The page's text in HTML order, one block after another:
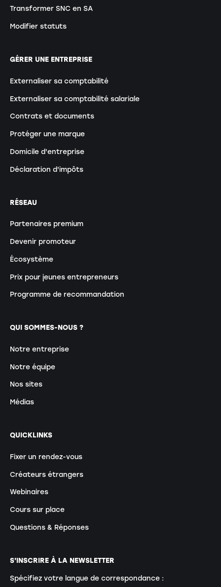
Transformer SNC en SA
Modifier statuts
GÉRER UNE ENTREPRISE
Externaliser sa comptabilité
Externaliser sa comptabilité salariale
Contrats et documents
Protéger une marque
Domicile d'entreprise
Déclaration d'impôts
RÉSEAU
Partenaires premium
Devenir promoteur
Écosystème
Prix pour jeunes entrepreneurs
Programme de recommandation
QUI SOMMES-NOUS ?
Notre entreprise
Notre équipe
Nos sites
Médias
QUICKLINKS
Fixer un rendez-vous
Créateurs étrangers
Webinaires
Cours sur place
Questions & Réponses
S'INSCRIRE À LA NEWSLETTER
Spécifiez votre langue de correspondance :